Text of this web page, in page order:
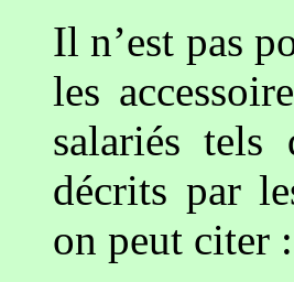
Il n’est pas
les
salariés
décrits par
on peut citer :